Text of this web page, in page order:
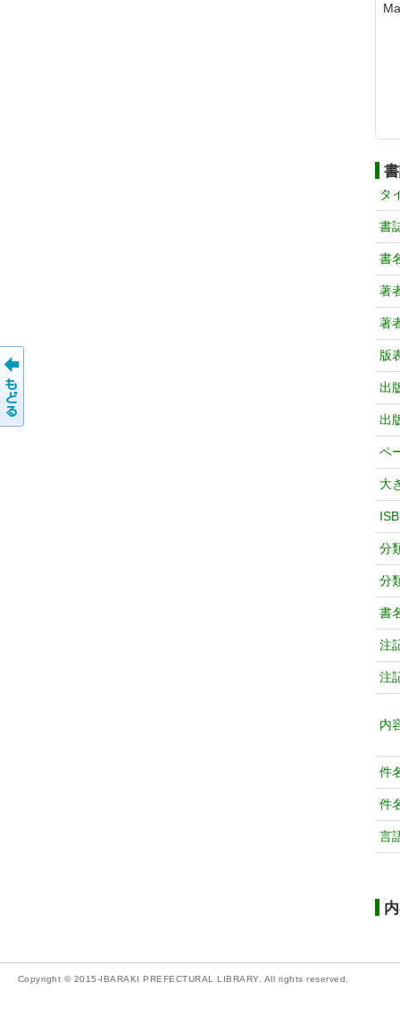
タ
書
書
著
著
版
出
出
ペ
大
分
分
書
注
注
内
件
件
言
Copyright © 2015-IBARAKI PREFECTURAL LIBRARY. All rights reserved.